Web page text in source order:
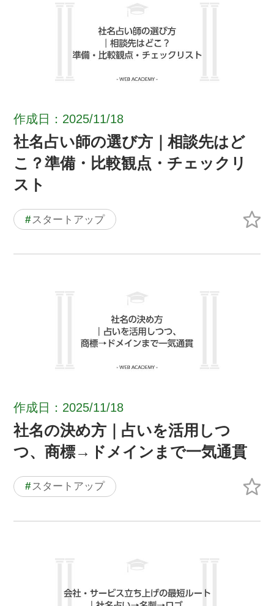
作成日：2025/11/18
社名占い師の選び方｜相談先はど
こ？準備・比較観点・チェックリ
スト
# スタートアップ
作成日：2025/11/18
社名の決め方｜占いを活用しつ
つ、商標→ドメインまで一気通貫
#スタートアップ